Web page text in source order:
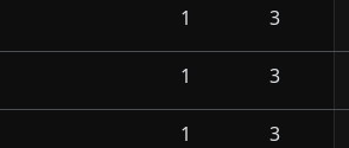
1 3
1 3
1 3